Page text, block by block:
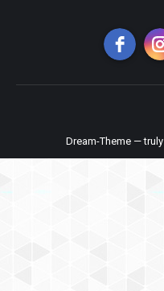
Dream-Theme — truly